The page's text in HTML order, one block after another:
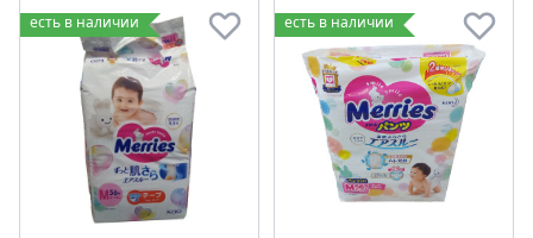
есть в наличии есть в наличии